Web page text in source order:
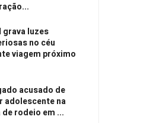
grava luzes
no céu
viagem próximo
acusado de
adolescente na
de rodeio em ...